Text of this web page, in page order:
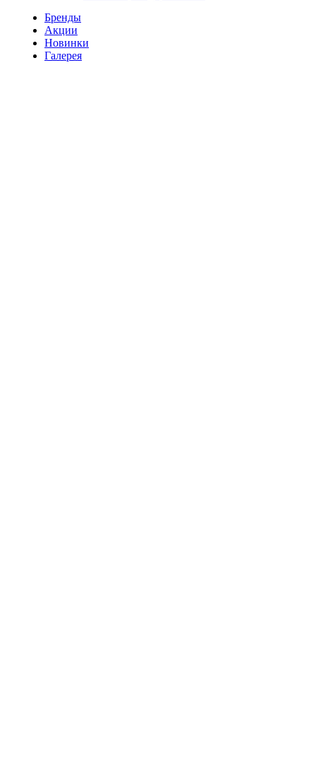
Бренды
Акции
Новинки
Галерея